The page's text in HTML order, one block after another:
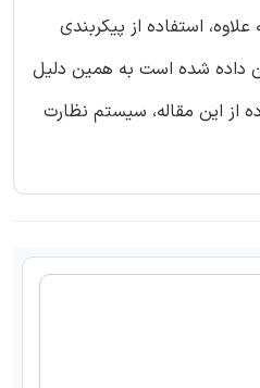
استفاده از پیکربندی
داده شده است به همین دلیل
از این مقاله، سیستم نظارت